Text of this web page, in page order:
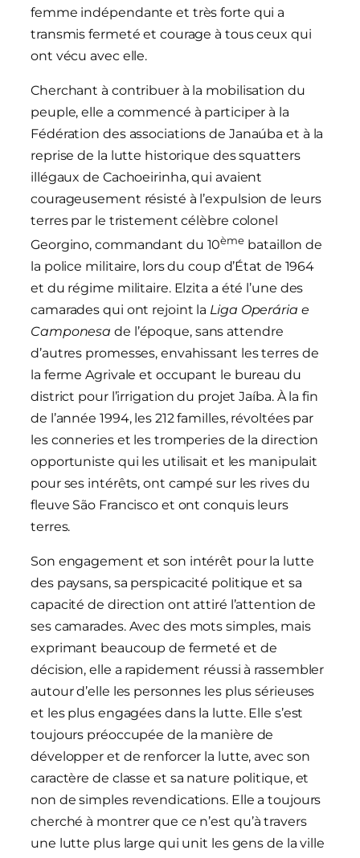
femme indépendante et très forte qui a
transmis fermeté et courage à tous ceux qui
ont vécu avec elle.
Cherchant à contribuer à la mobilisation du
peuple, elle a commencé à participer à la
Fédération des associations de Janaúba et à la
reprise de la lutte historique des squatters
illégaux de Cachoeirinha, qui avaient
courageusement résisté à l’expulsion de leurs
terres par le tristement célèbre colonel
Georgino, commandant du 10ème bataillon de
la police militaire, lors du coup d’État de 1964
et du régime militaire. Elzita a été l’une des
camarades qui ont rejoint la Liga Operária e
Camponesa de l’époque, sans attendre
d’autres promesses, envahissant les terres de
la ferme Agrivale et occupant le bureau du
district pour l’irrigation du projet Jaíba. À la fin
de l’année 1994, les 212 familles, révoltées par
les conneries et les tromperies de la direction
opportuniste qui les utilisait et les manipulait
pour ses intérêts, ont campé sur les rives du
fleuve São Francisco et ont conquis leurs
terres.
Son engagement et son intérêt pour la lutte
des paysans, sa perspicacité politique et sa
capacité de direction ont attiré l’attention de
ses camarades. Avec des mots simples, mais
exprimant beaucoup de fermeté et de
décision, elle a rapidement réussi à rassembler
autour d’elle les personnes les plus sérieuses
et les plus engagées dans la lutte. Elle s’est
toujours préoccupée de la manière de
développer et de renforcer la lutte, avec son
caractère de classe et sa nature politique, et
non de simples revendications. Elle a toujours
cherché à montrer que ce n’est qu’à travers
une lutte plus large qui unit les gens de la ville